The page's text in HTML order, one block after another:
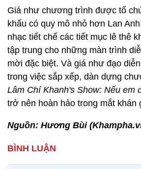
Giá như chương trình được tổ
khấu có quy mô nhỏ hơn Lan
nhạc tiết chế các tiết mục lê thê
tập trung cho những màn trình
mời đặc biệt. Và giá như đạo
trong việc sắp xếp, dàn dựng
Lâm Chí Khanh's Show: Nếu em
trở nên hoàn hảo trong mắt khán
Nguồn: Hương Bùi